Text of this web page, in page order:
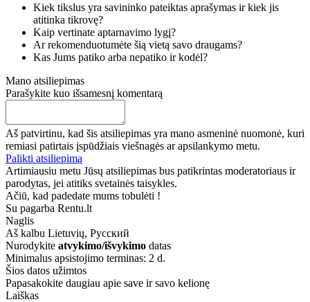
Kiek tikslus yra savininko pateiktas aprašymas ir kiek jis
atitinka tikrovę?
Kaip vertinate aptarnavimo lygį?
Ar rekomenduotumėte šią vietą savo draugams?
Kas Jums patiko arba nepatiko ir kodėl?
Mano atsiliepimas
Parašykite kuo išsamesnį komentarą
Aš patvirtinu, kad šis atsiliepimas yra mano asmeninė nuomonė, kuri
remiasi patirtais įspūdžiais viešnagės ar apsilankymo metu.
Palikti atsiliepimą
Artimiausiu metu Jūsų atsiliepimas bus patikrintas moderatoriaus ir
parodytas, jei atitiks svetainės taisykles.
Ačiū, kad padedate mums tobulėti !
Su pagarba Rentu.lt
Naglis
Aš kalbu Lietuvių, Русский
Nurodykite atvykimo/išvykimo datas
Minimalus apsistojimo terminas: 2 d.
Šios datos užimtos
Papasakokite daugiau apie save ir savo kelionę
Laiškas